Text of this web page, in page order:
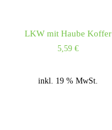
LKW mit Haube Koffer
5,59 €
inkl. 19 % MwSt.